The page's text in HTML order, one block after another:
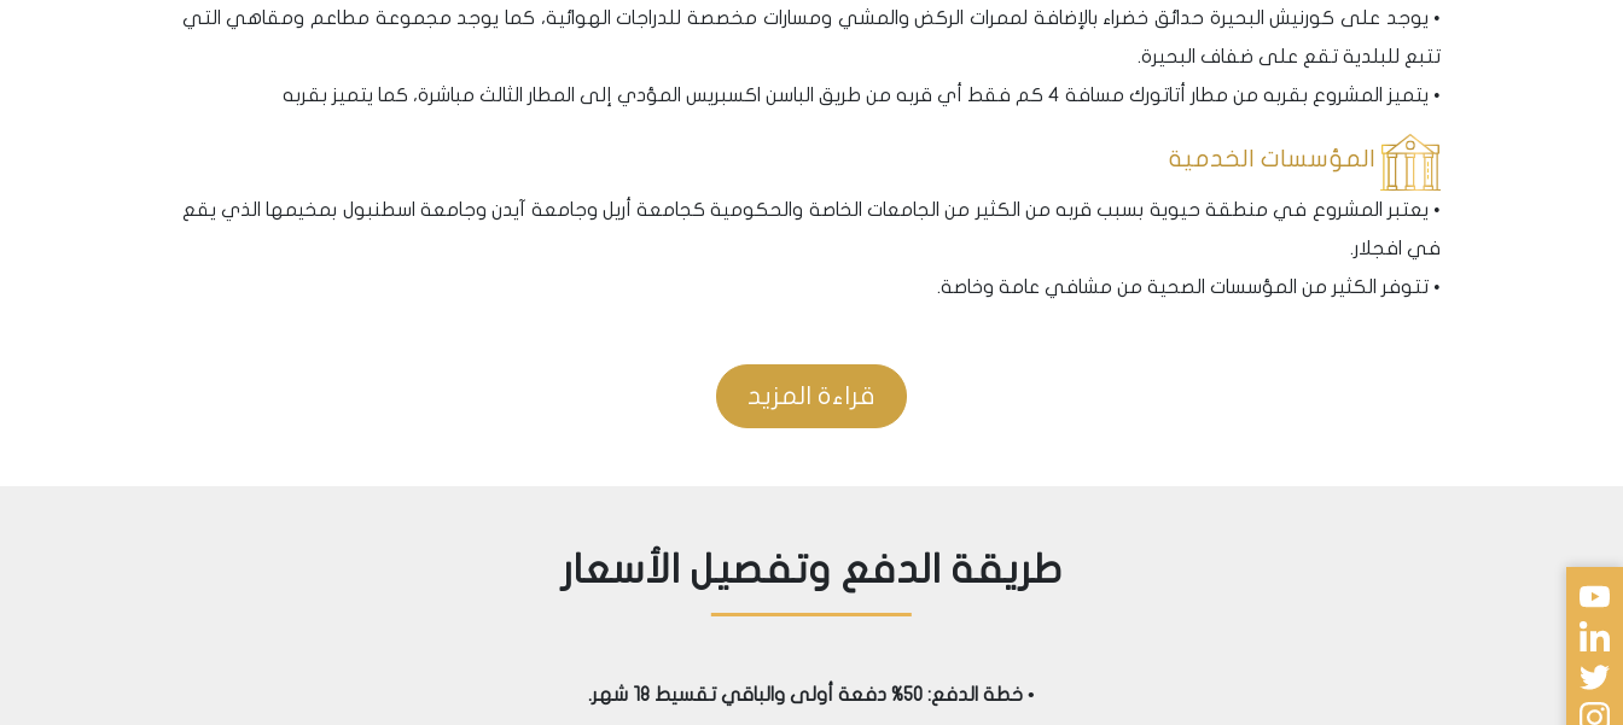
• يوجد على كورنيش البحيرة حدائق خضراء بالإضافة لممرات الركض والمشي ومسارات مخصصة للدراجات الهوائية، كما يوجد مجموعة مطاعم ومقاهي التي
تتبع للبلدية تقع على ضفاف البحيرة.
• يتميز المشروع بقربه من مطار أتاتورك مسافة 4 كم فقط أي قربه من طريق الباسن اكسبريس المؤدي إلى المطار الثالث مباشرة، كما يتميز بقربه
المؤسسات الخدمية
• يعتبر المشروع في منطقة حيوية بسبب قربه من الكثير من الجامعات الخاصة والحكومية كجامعة أريل وجامعة آيدن وجامعة اسطنبول بمخيمها الذي يقع
في افجلار.
• تتوفر الكثير من المؤسسات الصحية من مشافي عامة وخاصة.
لموقع المركزي وسط المدينة جانب شبكة الطرق المواصلات العامة المتقاطعة حول المشروع تجعل الوصول الى مناطق اسطنبول المختلفة بغاية السهولة.
• تسعى إدارة بلدية اسطنبول ضمن خططها إلى تجديد المناطق ذات الأبنية القديمة واستبدالها بمجمعات سكنية منظمة تحت ما يسمى بالتمدن الحضري،
قراءة المزيد
طريقة الدفع وتفصيل الأسعار
• خطة الدفع: 50% دفعة أولى والباقي تقسيط 18 شهر.